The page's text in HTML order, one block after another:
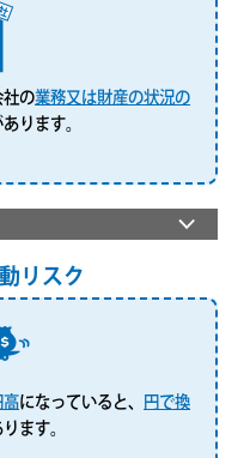
社の業務又は財産の状況の
ります。
リスク
高になっていると、
円で換
ます。